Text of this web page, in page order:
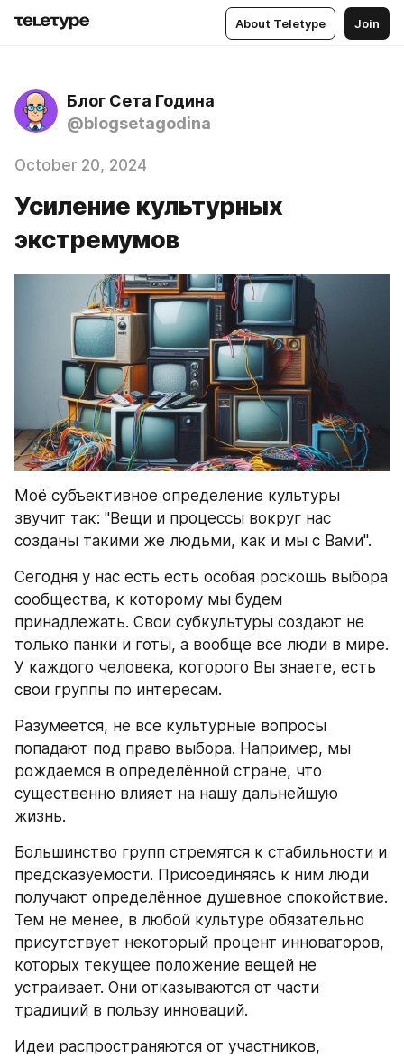
About Teletype Join
Блог Сета Година
@blogsetagodina
October 20, 2024
Усиление культурных
экстремумов
Моё субъективное определение культуры
звучит так: "Вещи и процессы вокруг нас
созданы такими же людьми, как и мы с Вами".
Сегодня у нас есть есть особая роскошь выбора
сообщества, к которому мы будем
принадлежать. Свои субкультуры создают не
только панки и готы, а вообще все люди в мире.
У каждого человека, которого Вы знаете, есть
свои группы по интересам.
Разумеется, не все культурные вопросы
попадают под право выбора. Например, мы
рождаемся в определённой стране, что
существенно влияет на нашу дальнейшую
жизнь.
Большинство групп стремятся к стабильности и
предсказуемости. Присоединяясь к ним люди
получают определённое душевное спокойствие.
Тем не менее, в любой культуре обязательно
присутствует некоторый процент инноваторов,
которых текущее положение вещей не
устраивает. Они отказываются от части
традиций в пользу инноваций.
Идеи распространяются от участников,